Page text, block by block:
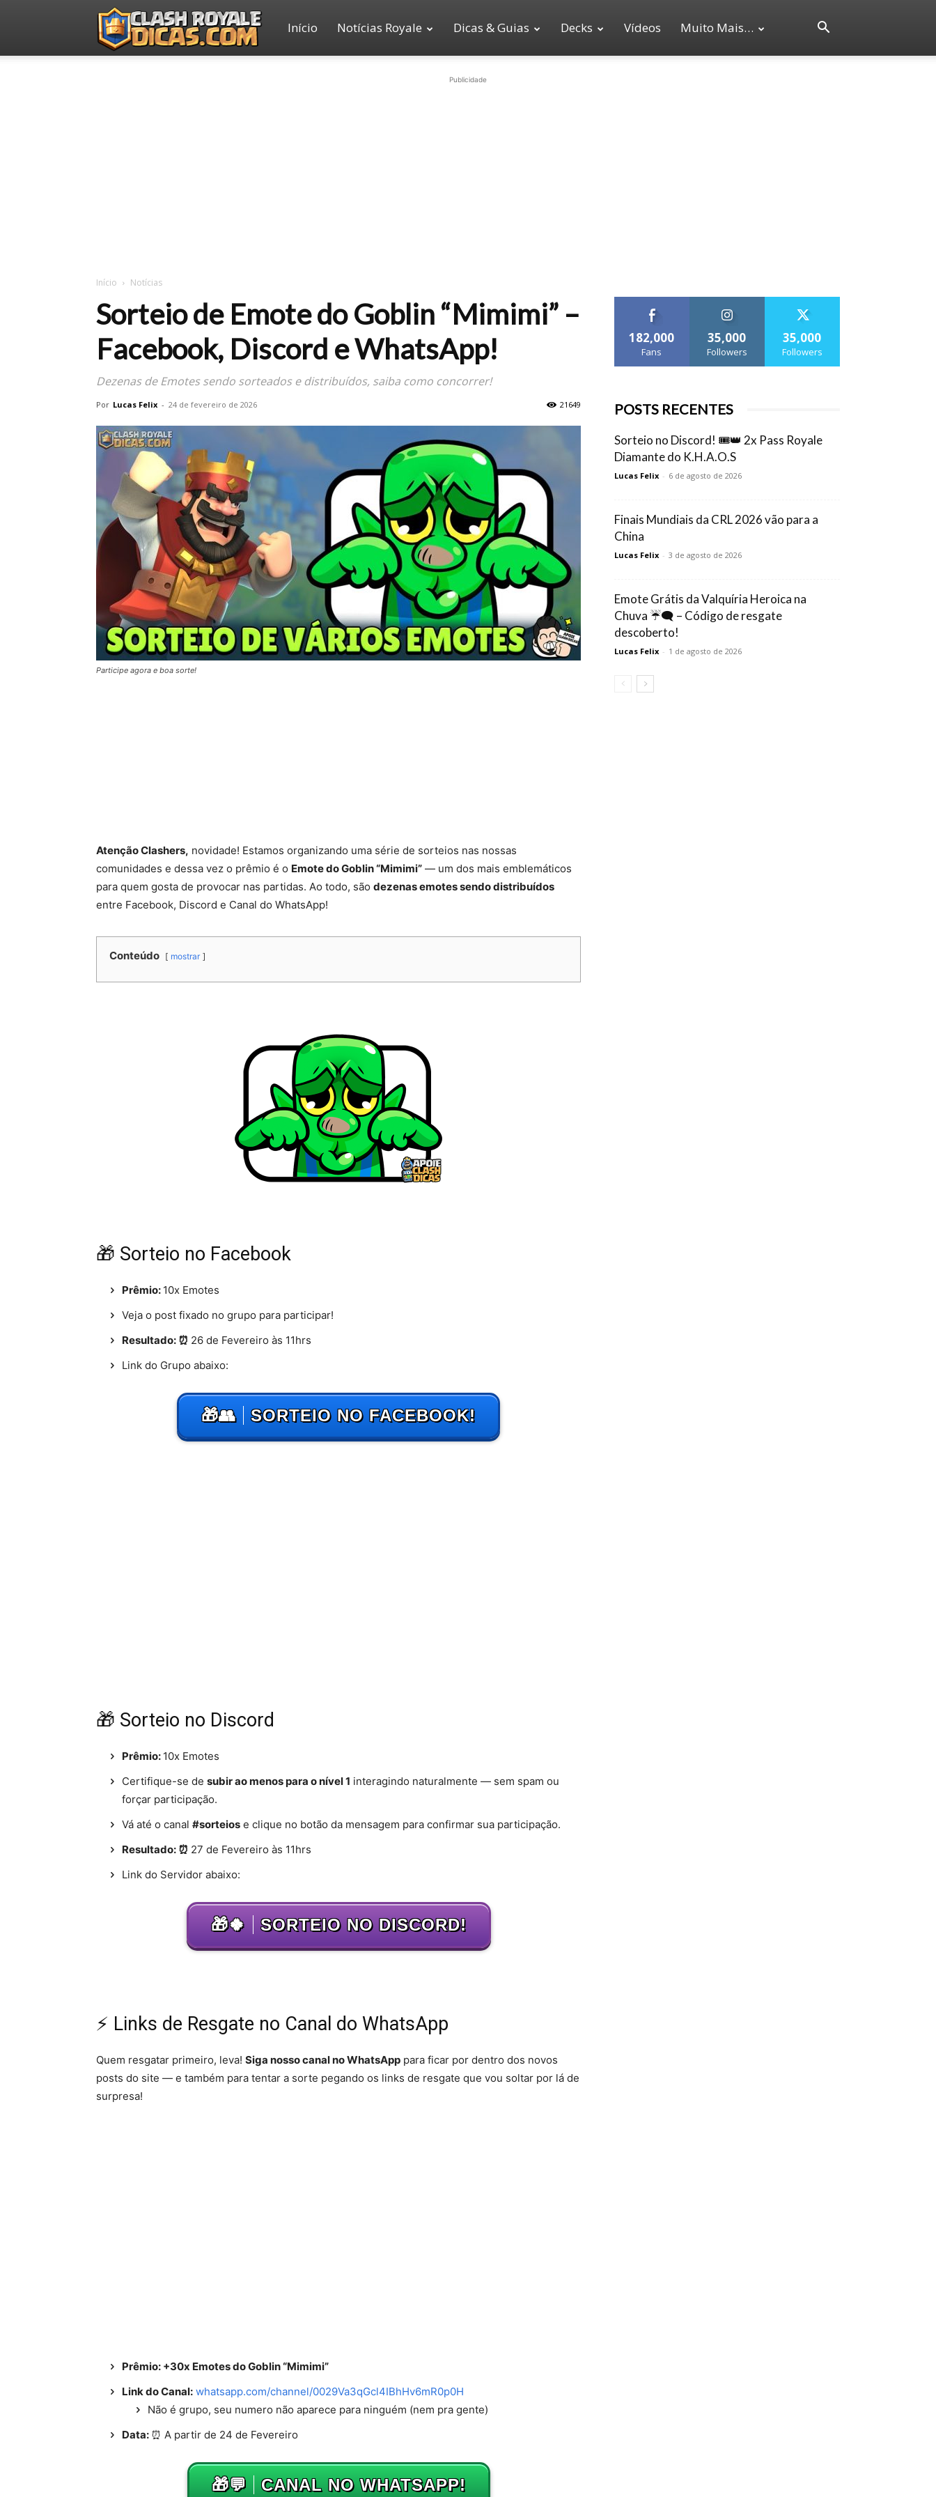
Clash
Início Notícias Royale Dicas & Guias Decks Vídeos Muito Mais…
Publicidade
Início Notícias
Sorteio de Emote do Goblin “Mimimi” –
Facebook, Discord e WhatsApp!
Dezenas de Emotes sendo sorteados e distribuídos, saiba como concorrer!
Por Lucas Felix - 24 de fevereiro de 2026 21649
Participe agora e boa sorte!
Atenção Clashers, novidade! Estamos organizando uma série de sorteios nas nossas
comunidades e dessa vez o prêmio é o Emote do Goblin “Mimimi” — um dos mais emblemáticos
para quem gosta de provocar nas partidas. Ao todo, são dezenas emotes sendo distribuídos
entre Facebook, Discord e Canal do WhatsApp!
Conteúdo mostrar
🎁 Sorteio no Facebook
Prêmio: 10x Emotes
Veja o post fixado no grupo para participar!
Resultado: ⏰ 26 de Fevereiro às 11hrs
Link do Grupo abaixo:
🎁👥 SORTEIO NO FACEBOOK!
🎁 Sorteio no Discord
Prêmio: 10x Emotes
Certifique-se de subir ao menos para o nível 1 interagindo naturalmente — sem spam ou
forçar participação.
Vá até o canal #sorteios e clique no botão da mensagem para confirmar sua participação.
Resultado: ⏰ 27 de Fevereiro às 11hrs
Link do Servidor abaixo:
🎁🍀 SORTEIO NO DISCORD!
⚡ Links de Resgate no Canal do WhatsApp
Quem resgatar primeiro, leva! Siga nosso canal no WhatsApp para ficar por dentro dos novos
posts do site — e também para tentar a sorte pegando os links de resgate que vou soltar por lá de
surpresa!
Prêmio: +30x Emotes do Goblin “Mimimi”
Link do Canal: whatsapp.com/channel/0029Va3qGcl4IBhHv6mR0p0H
Não é grupo, seu numero não aparece para ninguém (nem pra gente)
Data: ⏰ A partir de 24 de Fevereiro
🎁💬 CANAL NO WHATSAPP!
182,000
Fans
35,000
Followers
35,000
Followers
POSTS RECENTES
Sorteio no Discord! 🎟️👑 2x Pass Royale
Diamante do K.H.A.O.S
Lucas Felix - 6 de agosto de 2026
Finais Mundiais da CRL 2026 vão para a
China
Lucas Felix - 3 de agosto de 2026
Emote Grátis da Valquíria Heroica na
Chuva ☔🗨️ – Código de resgate
descoberto!
Lucas Felix - 1 de agosto de 2026